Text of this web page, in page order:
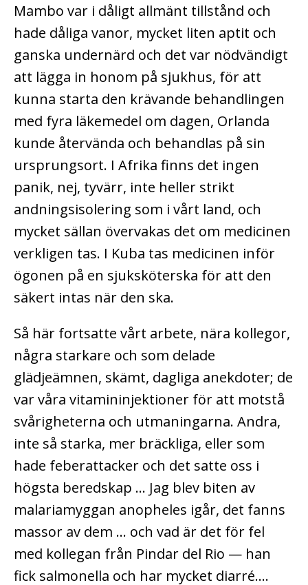
Mambo var i dåligt allmänt tillstånd och
hade dåliga vanor, mycket liten aptit och
ganska undernärd och det var nödvändigt
att lägga in honom på sjukhus, för att
kunna starta den krävande behandlingen
med fyra läkemedel om dagen, Orlanda
kunde återvända och behandlas på sin
ursprungsort. I Afrika finns det ingen
panik, nej, tyvärr, inte heller strikt
andningsisolering som i vårt land, och
mycket sällan övervakas det om medicinen
verkligen tas. I Kuba tas medicinen inför
ögonen på en sjuksköterska för att den
säkert intas när den ska.
Så här fortsatte vårt arbete, nära kollegor,
några starkare och som delade
glädjeämnen, skämt, dagliga anekdoter; de
var våra vitamininjektioner för att motstå
svårigheterna och utmaningarna. Andra,
inte så starka, mer bräckliga, eller som
hade feberattacker och det satte oss i
högsta beredskap … Jag blev biten av
malariamyggan anopheles igår, det fanns
massor av dem … och vad är det för fel
med kollegan från Pindar del Rio — han
fick salmonella och har mycket diarré….